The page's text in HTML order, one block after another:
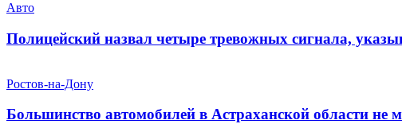
Авто
Полицейский назвал четыре тревожных сигнала,
Ростов-на-Дону
Большинство автомобилей в Астраханской области не